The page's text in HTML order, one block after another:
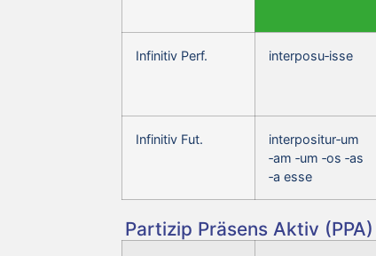
Infinitiv Perf. interposu‑isse
Infinitiv Fut.
interpositur‑um
‑am ‑um ‑os ‑as
‑a esse
Partizip Präsens Aktiv (PPA)